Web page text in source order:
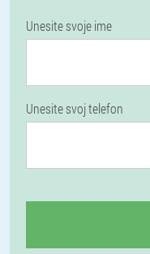
Unesite svoje ime
Unesite svoj telefon